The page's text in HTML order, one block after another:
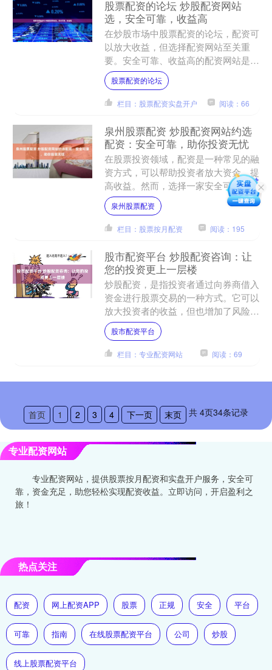
股票配资的论坛 炒股配资网站
选，安全可靠，收益高
在炒股市场中股票配资的论坛，配资可
以放大收益，但选择配资网站至关重
要。安全可靠、收益高的配资网站是投
资者实现财富增长的关键。 * **放大收
益：**配资可以放大....
股票配资的论坛
栏目：股票配资实盘开户 阅读：66
泉州股票配资 炒股配资网站约选
配资：安全可靠，助你投资无忧
在股票投资领域，配资是一种常见的融
资方式，可以帮助投资者放大资金，提
高收益。然而，选择一家安全可靠的配
资网站至关重要。约选配资作为行业领
先的配资平台，以其安全可....
泉州股票配资
栏目：股票按月配资 阅读：195
股市配资平台 炒股配资咨询：让
您的投资更上一层楼
炒股配资，是指投资者通过向券商借入
资金进行股票交易的一种方式。它可以
放大投资者的收益，但也增加了风险。
因此，在进行炒股配资之前，咨询专业
人士至关重要。 * **....
股市配资平台
栏目：专业配资网站 阅读：69
首页 1 2 3 4 下一页 末页 共4页34条记录
专业配资网站
专业配资网站，提供股票按月配资和实盘开户服务，安全可
靠，资金充足，助您轻松实现配资收益。立即访问，开启盈利之
旅！
热点关注
配资 网上配资APP 股票 正规 安全 平台
可靠 指南 在线股票配资平台 公司 炒股
线上股票配资平台